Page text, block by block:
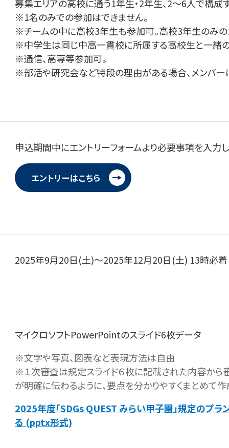
募集エリアの高校に通う1年生・2年生、2～6人で構成
※1名のみでの参加はできません。
※チームの中に高校3年生も参加可。高校3年生のみの
※中学生は同じ中高一貫校に所属する高校生と一緒
※通信、高専等参加可。
※部活や研究会など特段の理由がある場合、メンバー
申込期間中にエントリーフォームより必要事項を入力
エントリーはこちら
2025年9月20日(土)～2025年12月20日(土) 13時必着
マイクロソフトPowerPointのスライド6枚データ
※文字や写真、図表など表現方法は自由
※１次審査は規定スライド６枚に記載された内容から
が明確に伝わるように、要点を分かりやすくまとめて作
2025年度「SDGs QUEST みらい甲子園」規定のプラ
る (pptx形式)